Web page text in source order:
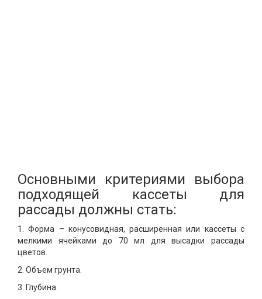
Основными критериями выбора
подходящей кассеты для
рассады должны стать:
1. Форма – конусовидная, расширенная или кассеты с
мелкими ячейками до 70 мл для высадки рассады
цветов.
2. Объем грунта.
3. Глубина.